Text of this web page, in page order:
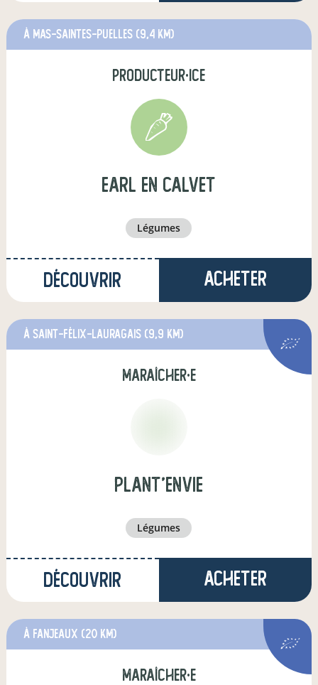
à MAS-SAINTES-PUELLES (9,4 km)
producteur·ice
earl en calvet
légumes
Découvrir Acheter
à Saint-Félix-Lauragais (9,9 km)
maraîcher·e
Plant'EnVie
légumes
Découvrir Acheter
à Fanjeaux (20 km)
maraîcher·e